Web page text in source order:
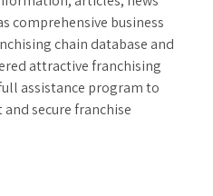
comprehensive business
chain database and
attractive franchising
assistance program to
secure franchise